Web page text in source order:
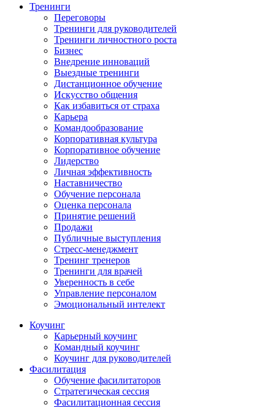
Тренинги
Переговоры
Тренинги для руководителей
Тренинги личностного роста
Бизнес
Внедрение инноваций
Выездные тренинги
Дистанционное обучение
Искусство общения
Как избавиться от страха
Карьера
Командообразование
Корпоративная культура
Корпоративное обучение
Лидерство
Личная эффективность
Наставничество
Обучение персонала
Оценка персонала
Принятие решений
Продажи
Публичные выступления
Стресс-менеджмент
Тренинг тренеров
Тренинги для врачей
Уверенность в себе
Управление персоналом
Эмоциональный интелект
Коучинг
Карьерный коучинг
Командный коучинг
Коучинг для руководителей
Фасилитация
Обучение фасилитаторов
Стратегическая сессия
Фасилитационная сессия